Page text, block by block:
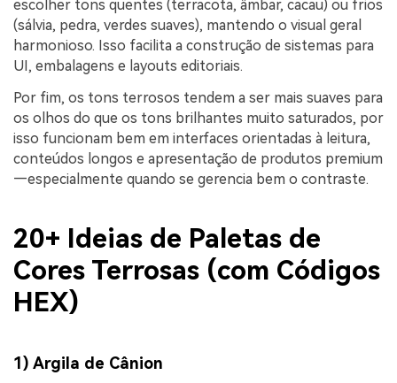
escolher tons quentes (terracota, âmbar, cacau) ou frios
(sálvia, pedra, verdes suaves), mantendo o visual geral
harmonioso. Isso facilita a construção de sistemas para
UI, embalagens e layouts editoriais.
Por fim, os tons terrosos tendem a ser mais suaves para
os olhos do que os tons brilhantes muito saturados, por
isso funcionam bem em interfaces orientadas à leitura,
conteúdos longos e apresentação de produtos premium
—especialmente quando se gerencia bem o contraste.
20+ Ideias de Paletas de
Cores Terrosas (com Códigos
HEX)
1) Argila de Cânion